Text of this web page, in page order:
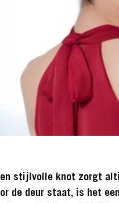
stijlvolle knot zorgt
de deur staat, is het